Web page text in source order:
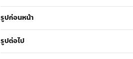
รูปก่อนหน้า
รูปต่อไป